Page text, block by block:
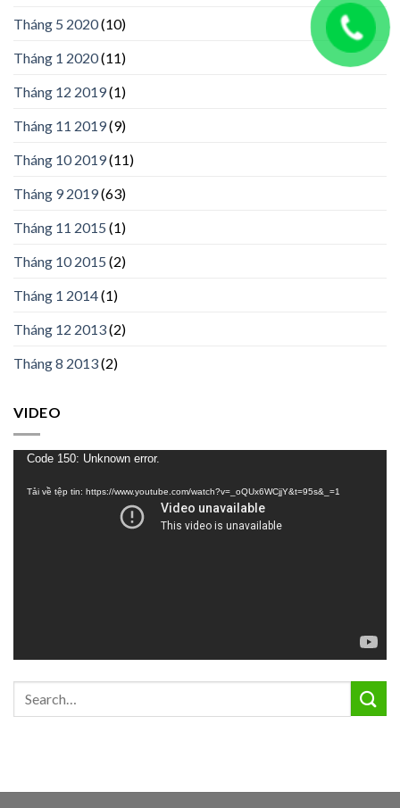
Tháng 5 2020(10)
Tháng 1 2020(11)
Tháng 12 2019(1)
Tháng 11 2019(9)
Tháng 10 2019(11)
Tháng 9 2019(63)
Tháng 11 2015 (1)
Tháng 10 2015 (2)
Tháng 1 2014(1)
Tháng 12 2013(2)
Tháng 8 2013(2)
VIDEO
Trình
Code 150: Unknown error.
Tải về tệp tin: https://www.youtube.com/watch?v=_oQUx6WCjjY&t=95s&_=1